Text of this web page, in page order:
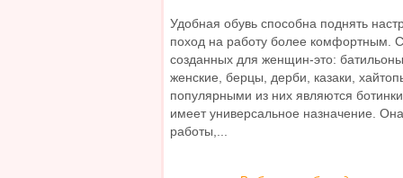
Удобная обувь способна поднять
поход на работу более комфортным.
созданных для женщин-это:
женские, берцы, дерби, казаки,
популярными из них являются
имеет универсальное назначение.
работы,...